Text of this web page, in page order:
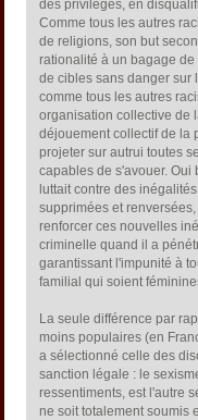
des privilèges, en
Comme tous les autres
de religions, son but
rationalité à un bagage
de cibles sans danger sur
comme tous les autres
organisation collective de
déjouement collectif de la
projeter sur autrui toutes
capables de s'avouer. Oui
luttait contre des
supprimées et
renforcer ces nouvelles
criminelle quand il a
garantissant l'impunité à
familial qui soient
La seule différence par
moins populaires (en
a sélectionné celle des
sanction légale : le
ressentiments, est l'autre
ne soit totalement soumis